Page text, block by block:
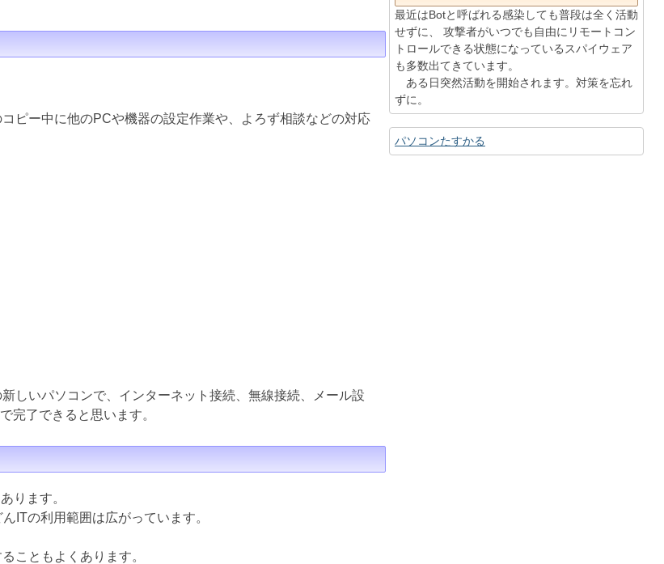
ピー中に他のPCや機器の設定作業や、よろず相談などの対応
しいパソコンで、インターネット接続、無線接続、メール設
完了できると思います。
ります。
ITの利用範囲は広がっています。
こともよくあります。
最近はBotと呼ばれる感染しても普段は全く活動
せずに、 攻撃者がいつでも自由にリモートコン
トロールできる状態になっているスパイウェア
も多数出てきています。
ある日突然活動を開始されます。対策を忘れ
ずに。
パソコンたすかる